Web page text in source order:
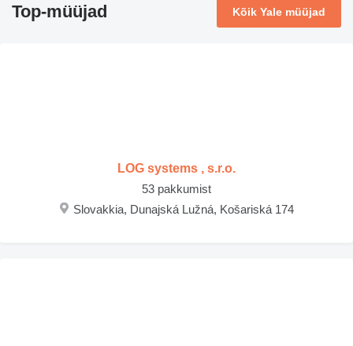
Top-müüjad Kõik Yale müüjad
LOG systems , s.r.o.
53 pakkumist
Slovakkia, Dunajská Lužná, Košariská 174